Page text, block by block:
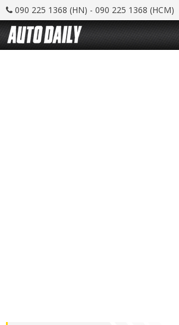
090 225 1368 (HN) - 090 225 1368 (HCM)